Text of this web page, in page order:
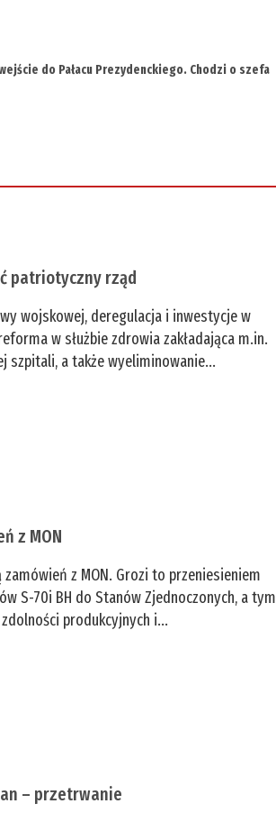
do Pałacu Prezydenckiego. Chodzi o szefa
patriotyczny rząd
wojskowej, deregulacja i inwestycje w
w służbie zdrowia zakładająca m.in.
szpitali, a także wyeliminowanie...
z MON
zamówień z MON. Grozi to przeniesieniem
S-70i BH do Stanów Zjednoczonych, a tym
produkcyjnych i...
– przetrwanie